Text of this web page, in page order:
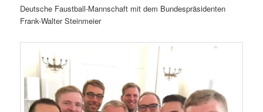
Deutsche Faustball-Mannschaft mit dem Bundespräsidenten
Frank-Walter Steinmeier